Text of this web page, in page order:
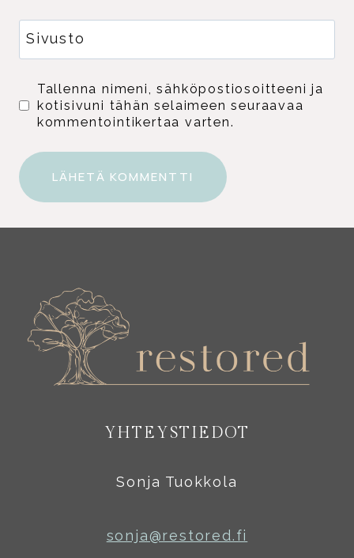
Sivusto
Tallenna nimeni, sähköpostiosoitteeni ja
kotisivuni tähän selaimeen seuraavaa
kommentointikertaa varten.
YHTEYSTIEDOT
Sonja Tuokkola
sonja@restored.fi